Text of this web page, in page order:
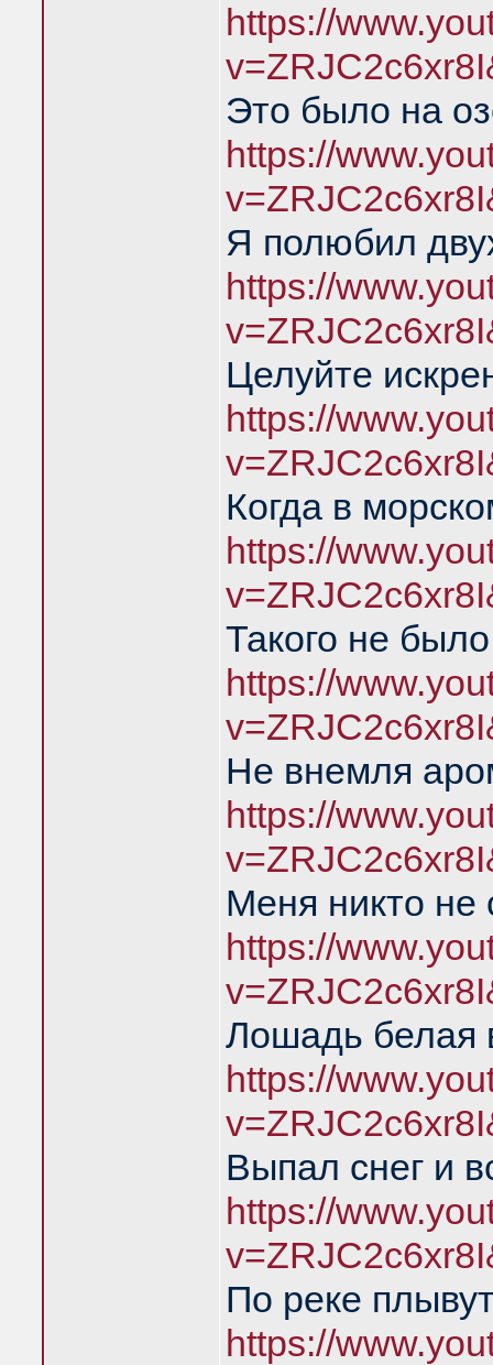
https://
Это было на
https://
Я полюбил
https://
Целуйте
https://
Когда в
https://
Такого не
https://
Не внемля
https://
Меня никто
https://
Лошадь
https://
Выпал снег и
https://
По реке
https://